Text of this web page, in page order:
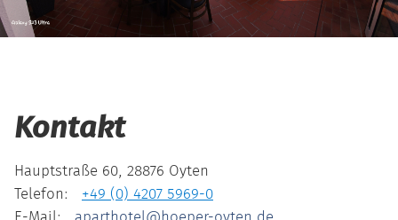
Kontakt
Hauptstraße 60, 28876 Oyten
Telefon:
+49 (0) 4207 5969-0